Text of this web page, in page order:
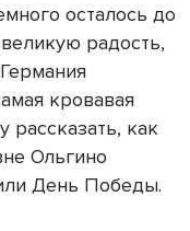
осталось до
радость,
кровавая
рассказать, как
Ольгино
День Победы.